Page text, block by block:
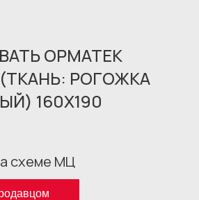
ОРМАТЕК
РОГОЖКА
160X190
схеме МЦ